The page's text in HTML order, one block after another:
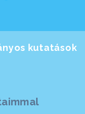
kutatások